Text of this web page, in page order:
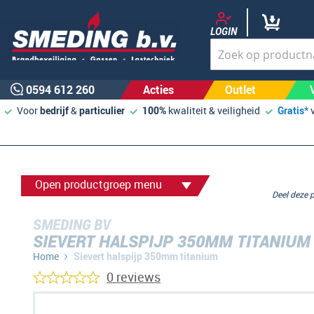
LOGIN
0594 612 260 Acties Outlet
Voorbedrijf&particulier 100% kwaliteit & veiligheid Gratis*
Open productgroep menu
SMEDING BV
SIEVERT HALSPIJP 350MM TITANIUM
Home Sievert halspijp 350mm titanium
Deel
0 reviews
Ga